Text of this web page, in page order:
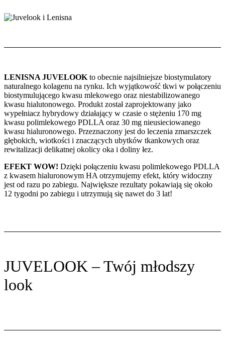
LENISNA JUVELOOK to obecnie najsilniejsze biostymulatory
naturalnego kolagenu na rynku. Ich wyjątkowość tkwi w połączeniu
biostymulującego kwasu mlekowego oraz niestabilizowanego
kwasu hialutonowego. Produkt został zaprojektowany jako
wypełniacz hybrydowy działający w czasie o stężeniu 170 mg
kwasu polimlekowego PDLLA oraz 30 mg nieusieciowanego
kwasu hialuronowego. Przeznaczony jest do leczenia zmarszczek
głębokich, wiotkości i znaczących ubytków tkankowych oraz
rewitalizacji delikatnej okolicy oka i doliny łez.
EFEKT WOW! Dzięki połączeniu kwasu polimlekowego PDLLA
z kwasem hialuronowym HA otrzymujemy efekt, który widoczny
jest od razu po zabiegu. Największe rezultaty pokawiają się około
12 tygodni po zabiegu i utrzymują się nawet do 3 lat!
JUVELOOK – Twój młodszy
look